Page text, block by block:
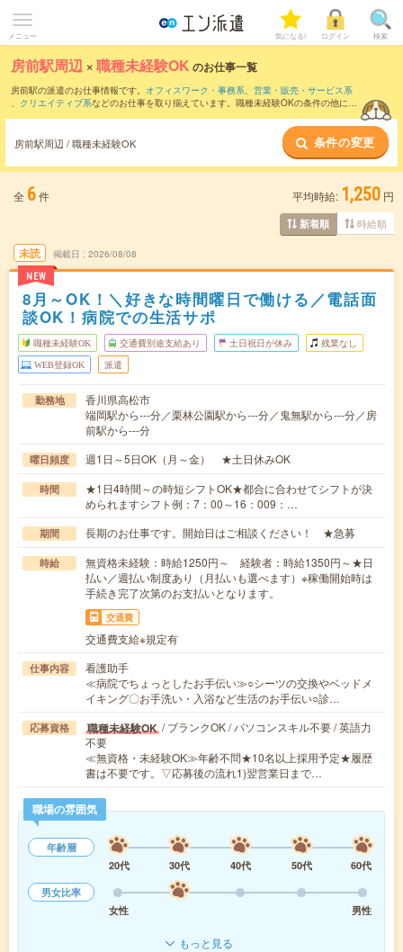
メニュー 気になる! ログイン 検索
房前駅周辺 ×職種未経験OK のお仕事一覧
房前駅の派遣のお仕事情報です。 オフィスワーク・事務系、 営業・販売・サービス系
、 クリエイティブ系などのお仕事を取り揃えています。職種未経験OKの条件の他に、
房前駅周辺 / 職種未経験OK 条件の変更
全 6件 平均時給: 1,250 円
新着順 時給順
未読
NEW
掲載日 2026/08/08
8月～OK！＼好きな時間曜日で働ける／電話面
談OK！病院での生活サポ
職種未経験OK 交通費別途支給あり 土日祝日が休み 残業なし
WEB登録OK 派遣
勤務地
香川県高松市
端岡駅から---分／栗林公園駅から---分／鬼無駅から---分／房
前駅から---分
曜日頻度 週1日～5日OK（月～金） ★土日休みOK
時間
★1日4時間～の時短シフトOK★都合に合わせてシフトが決
められますシフト例：7：00～16：009：…
期間 長期のお仕事です。開始日はご相談ください！ ★急募
時給
無資格未経験：時給1250円～ 経験者：時給1350円～★日
払い／週払い制度あり（月払いも選べます）※稼働開始時は
手続き完了次第のお支払いとなります。
交通費
交通費支給※規定有
仕事内容
看護助手
≪病院でちょっとしたお手伝い≫○シーツの交換やベッドメ
イキング〇お手洗い・入浴など生活のお手伝い○診…
応募資格 職種未経験OK / ブランクOK / パソコンスキル不要 / 英語力
不要
≪無資格・未経験OK≫年齢不問★10名以上採用予定★履歴
書は不要です。▽応募後の流れ1)翌営業日まで…
職場の雰囲気
年齢層
20代
30代 40代 50代
60代
男女比率
女性
男性
もっと見る